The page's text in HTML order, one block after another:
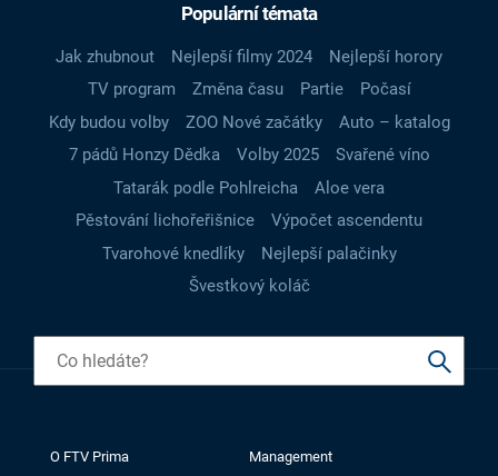
Populární témata
Jak zhubnout Nejlepší filmy 2024
Nejlepší horory
TV program
Změna času Partie
Počasí
Kdy budou volby
ZOO Nové začátky
Auto – katalog
7 pádů Honzy Dědka
Volby 2025
Svařené víno
Tatarák podle Pohlreicha
Aloe vera
Pěstování lichořeřišnice
Výpočet ascendentu
Tvarohové knedlíky
Nejlepší palačinky
Švestkový koláč
O FTV Prima
Management